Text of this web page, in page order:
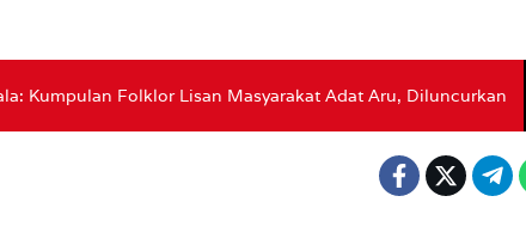
Kumpulan Folklor Lisan Masyarakat Adat Aru, Diluncurkan